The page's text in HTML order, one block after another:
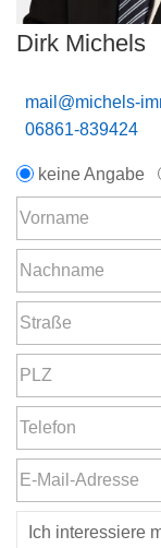
Dirk Michels
mail@michels-
06861-839424
keine Angabe